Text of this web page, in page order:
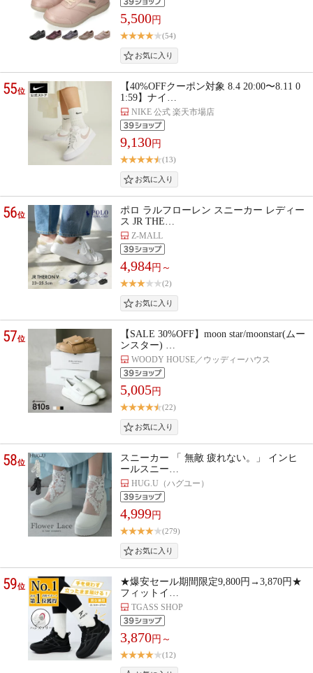
5,500円
(54)
55位
【40%OFFクーポン対象 8.4 20:00〜8.11 0
1:59】ナイ…
NIKE 公式 楽天市場店
9,130円
(13)
56位
ポロ ラルフローレン スニーカー レディー
ス JR THE…
Z-MALL
4,984円～
(2)
57位
【SALE 30%OFF】moon star/moonstar(ムー
ンスター) …
WOODY HOUSE／ウッディーハウス
5,005円
(22)
58位
スニーカー 「 無敵 疲れない。」 インヒ
ールスニー…
HUG.U（ハグユー）
4,999円
(279)
59位
★爆安セール期間限定9,800円→3,870円★
フィットイ…
TGASS SHOP
3,870円～
(12)